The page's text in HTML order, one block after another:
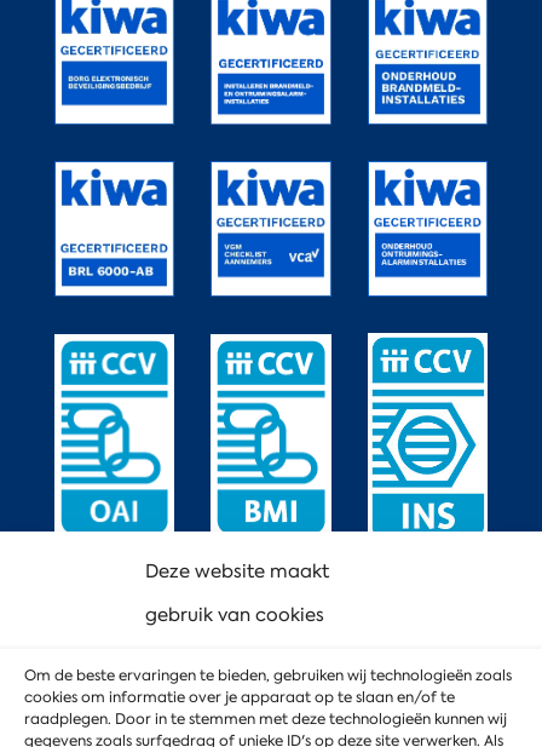
Deze website maakt
gebruik van cookies
Om de beste ervaringen te bieden, gebruiken wij technologieën zoals
cookies om informatie over je apparaat op te slaan en/of te
raadplegen. Door in te stemmen met deze technologieën kunnen wij
gegevens zoals surfgedrag of unieke ID's op deze site verwerken. Als